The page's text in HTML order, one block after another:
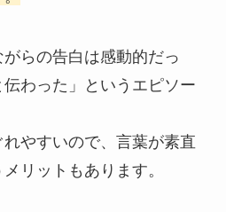
がらの告白は感動的だっ
わった」というエピソー
やすいので、言葉が素直
リットもあります。